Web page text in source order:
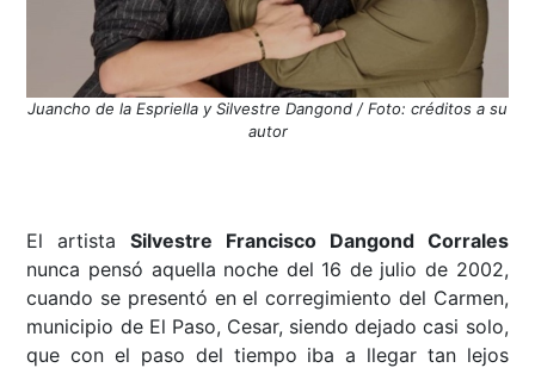
Juancho de la Espriella y Silvestre Dangond / Foto: créditos a su
autor
El artistaSilvestre Francisco Dangond Corrales
nunca pensó aquella noche del 16 de julio de 2002,
cuando se presentó en el corregimiento del Carmen,
municipio de El Paso, Cesar, siendo dejado casi solo,
que con el paso del tiempo iba a llegar tan lejos